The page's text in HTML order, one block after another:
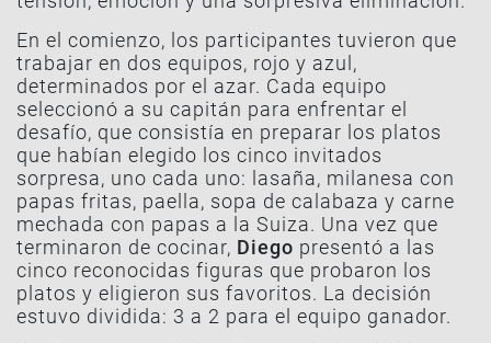
En el comienzo, los participantes tuvieron que
trabajar en dos equipos, rojo y azul,
determinados por el azar. Cada equipo
seleccionó a su capitán para enfrentar el
desafío, que consistía en preparar los platos
que habían elegido los cinco invitados
sorpresa, uno cada uno: lasaña, milanesa con
papas fritas, paella, sopa de calabaza y carne
mechada con papas a la Suiza. Una vez que
terminaron de cocinar, Diego presentó a las
cinco reconocidas figuras que probaron los
platos y eligieron sus favoritos. La decisión
estuvo dividida: 3 a 2 para el equipo ganador.